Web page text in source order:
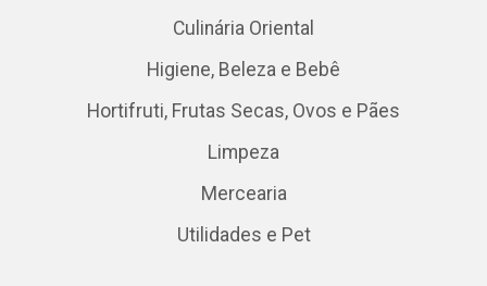
Culinária Oriental
Higiene, Beleza e Bebê
Hortifruti, Frutas Secas, Ovos e Pães
Limpeza
Mercearia
Utilidades e Pet